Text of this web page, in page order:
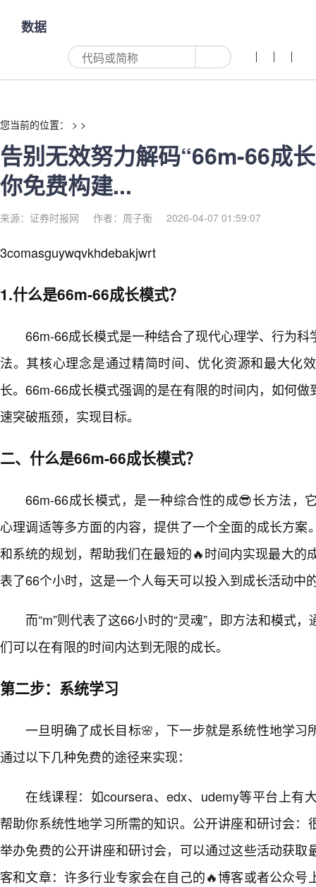
告别无效努力解码“66m-红利来
数据
您当前的位置： > >
告别无效努力解码“66m-66成
你免费构建...
来源：证券时报网 作者：周子衡 2026-04-07 01:59:07
3comasguywqvkhdebakjwrt
1.什么是66m-66成长模式？
66m-66成长模式是一种结合了现代心理学、行为
法。其核心理念是通过精简时间、优化资源和最大化
长。66m-66成长模式强调的是在有限的时间内，如何
速突破瓶颈，实现目标。
二、什么是66m-66成长模式？
66m-66成长模式，是一种综合性的成😎长方法，
心理调适等多方面的内容，提供了一个全面的成长方案
和系统的规划，帮助我们在最短的🔥时间内实现最大的
表了66个小时，这是一个人每天可以投入到成长活动中
而“m”则代表了这66小时的“灵魂”，即方法和模式
们可以在有限的时间内达到无限的成长。
第二步：系统学习
一旦明确了成长目标🌸，下一步就是系统性地学习
通过以下几种免费的途径来实现：
在线课程：如coursera、edx、udemy等平台上有
帮助你系统性地学习所需的知识。公开讲座和研讨会：
举办免费的公开讲座和研讨会，可以通过这些活动获取
客和文章：许多行业专家会在自己的🔥博客或者公众号